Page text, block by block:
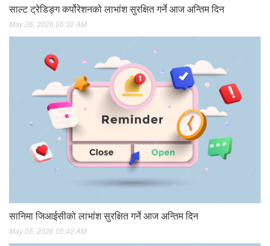
साल्ट ट्रेडिङ्ग कर्पोरेशनको लाभांश सुरक्षित गर्ने आज अन्तिम दिन
May 26, 2026 05:32 AM
सानिमा जिआईसीको लाभांश सुरक्षित गर्ने आज अन्तिम दिन
May 05, 2026 05:42 AM